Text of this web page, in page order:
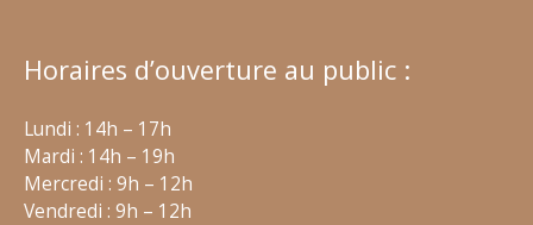
Horaires d’ouverture au public :
Lundi : 14h – 17h
Mardi : 14h – 19h
Mercredi : 9h – 12h
Vendredi : 9h – 12h